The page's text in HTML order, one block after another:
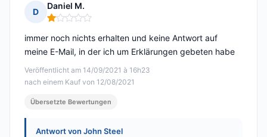
D
Daniel M.
Hinweis: 1 von 5
Veröffentlicht am 14/09/2021 à 16h23
nach einem Kauf von 12/08/2021
immer noch nichts erhalten und keine Antwort auf
meine E-Mail, in der ich um Erklärungen gebeten habe
Übersetzte Bewertungen
Antwort von John Steel